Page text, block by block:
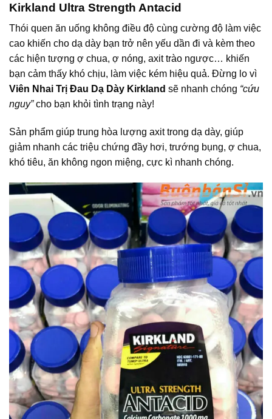
Kirkland Ultra Strength Antacid
Thói quen ăn uống không điều độ cùng cường độ làm việc
cao khiến cho dạ dày bạn trở nên yếu dần đi và kèm theo
các hiện tượng ợ chua, ợ nóng, axit trào ngược… khiến
bạn cảm thấy khó chịu, làm việc kém hiệu quả. Đừng lo vì
Viên Nhai Trị Đau Dạ Dày Kirkland sẽ nhanh chóng “cứu
nguy”cho bạn khỏi tình trạng này!
Sản phẩm giúp trung hòa lượng axit trong dạ dày, giúp
giảm nhanh các triệu chứng đầy hơi, trướng bụng, ợ chua,
khó tiêu, ăn không ngon miệng, cực kì nhanh chóng.